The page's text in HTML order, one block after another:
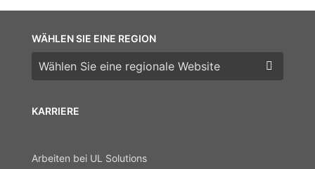
KARRIERE
Arbeiten bei UL Solutions
WÄHLEN SIE EINE REGION
Wählen Sie eine Region